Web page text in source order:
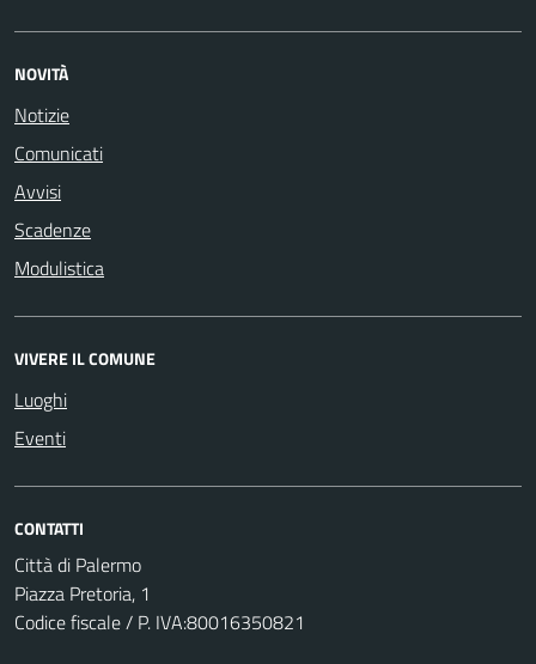
NOVITÀ
Notizie
Comunicati
Avvisi
Scadenze
Modulistica
VIVERE IL COMUNE
Luoghi
Eventi
CONTATTI
Città di Palermo
Piazza Pretoria, 1
Codice fiscale / P. IVA:80016350821